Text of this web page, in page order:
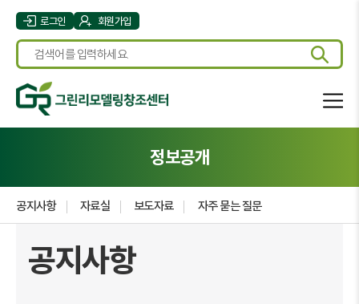
로그인 회원가입
정보공개
공지사항 자료실 보도자료 자주 묻는 질문
공지사항